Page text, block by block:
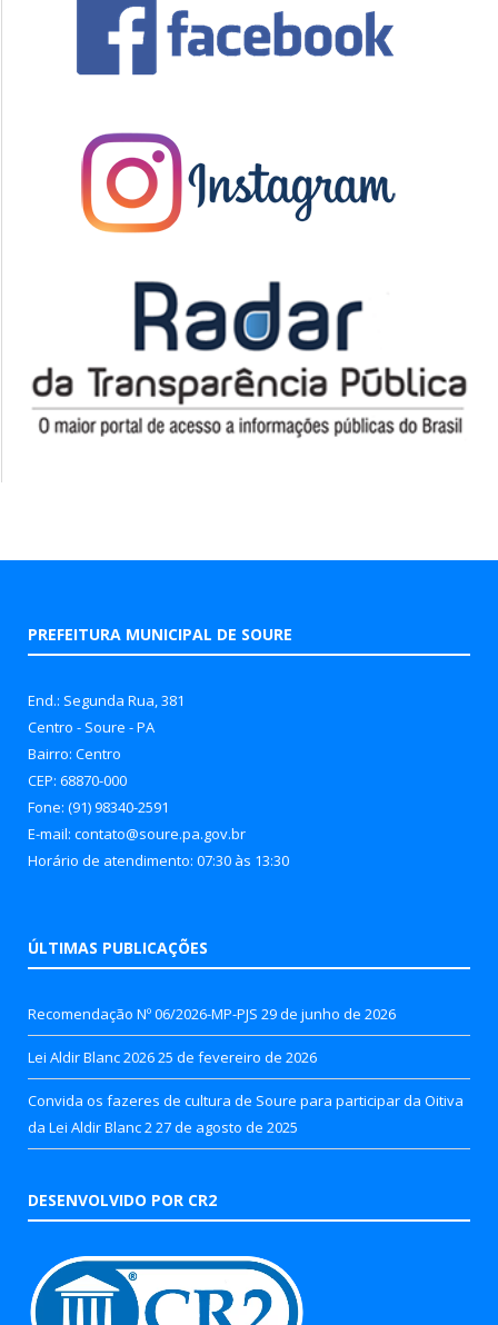
PREFEITURA MUNICIPAL DE SOURE
End.: Segunda Rua, 381
Centro - Soure - PA
Bairro: Centro
CEP: 68870-000
Fone: (91) 98340-2591
E-mail: contato@soure.pa.gov.br
Horário de atendimento: 07:30 às 13:30
ÚLTIMAS PUBLICAÇÕES
Recomendação Nº 06/2026-MP-PJS 29 de junho de 2026
Lei Aldir Blanc 202625 de fevereiro de 2026
Convida os fazeres de cultura de Soure para participar da Oitiva
da Lei Aldir Blanc 2 27 de agosto de 2025
DESENVOLVIDO POR CR2